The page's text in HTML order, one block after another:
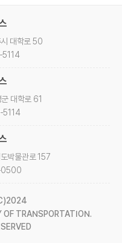
대학로 50
대학로 61
박물관로 157
OF TRANSPORTATION.